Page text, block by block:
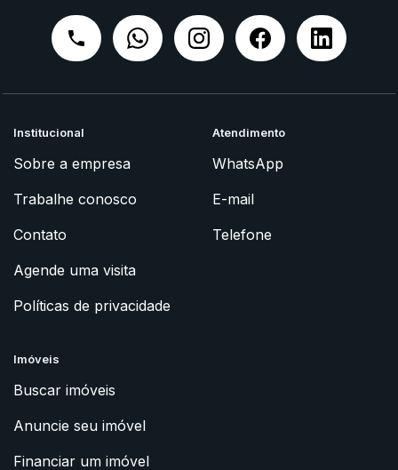
Institucional
Sobre a empresa
Trabalhe conosco
Contato
Agende uma visita
Políticas de privacidade
Atendimento
WhatsApp
E-mail
Telefone
Imóveis
Buscar imóveis
Anuncie seu imóvel
Financiar um imóvel